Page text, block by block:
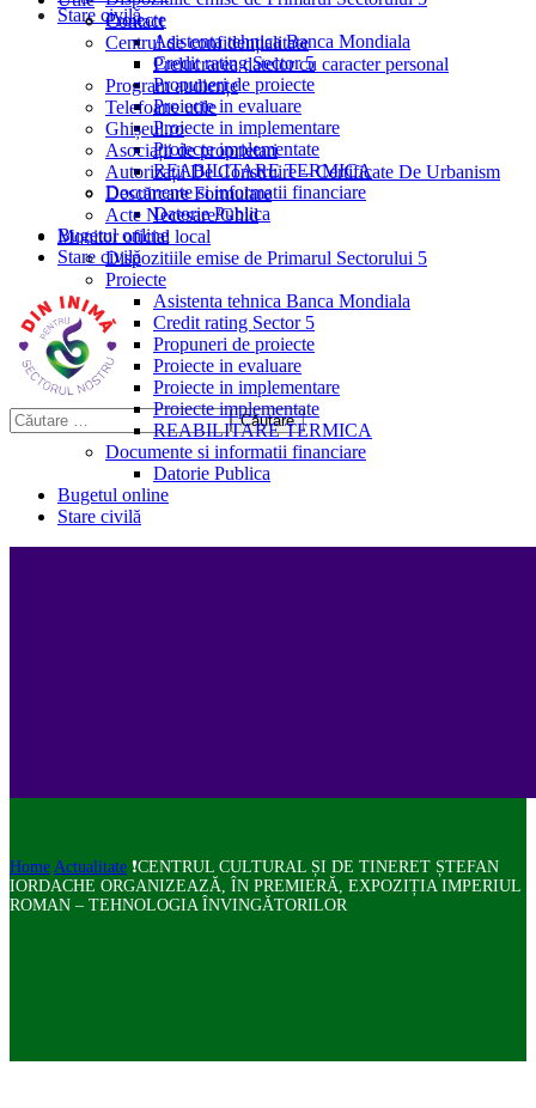
Stare civilă
Proiecte
Asistenta tehnica Banca Mondiala
Credit rating Sector 5
Propuneri de proiecte
Proiecte in evaluare
Proiecte in implementare
Proiecte implementate
REABILITARE TERMICA
Documente si informatii financiare
Datorie Publica
Bugetul online
Stare civilă
Contact
Centrul de confidențialitate
Prelucrarea datelor cu caracter personal
Program audiențe
Telefoane utile
Ghișeul.ro
Asociații de proprietari
Autorizații De Construire – Certificate De Urbanism
Descărcare Formulare
Acte Necesare/Ghid
Monitor oficial local
Dispozitiile emise de Primarul Sectorului 5
Proiecte
Asistenta tehnica Banca Mondiala
Credit rating Sector 5
Propuneri de proiecte
Proiecte in evaluare
Proiecte in implementare
Proiecte implementate
REABILITARE TERMICA
Documente si informatii financiare
Datorie Publica
Bugetul online
Stare civilă
Home Actualitate ❗CENTRUL CULTURAL ȘI DE TINERET ȘTEFAN
IORDACHE ORGANIZEAZĂ, ÎN PREMIERĂ, EXPOZIȚIA IMPERIUL
ROMAN – TEHNOLOGIA ÎNVINGĂTORILOR